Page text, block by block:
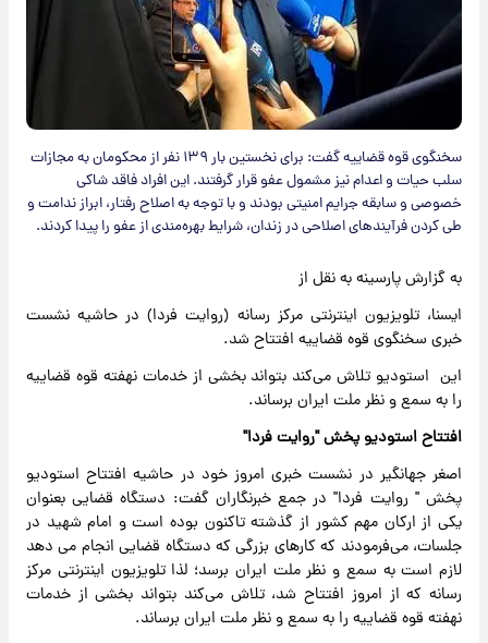
سخنگوی قوه قضاییه گفت: برای نخستین بار ۱۳۹ نفر از محکومان به مجازات
سلب حیات و اعدام نیز مشمول عفو قرار گرفتند. این افراد فاقد شاکی
خصوصی و سابقه جرایم امنیتی بودند و با توجه به اصلاح رفتار، ابراز ندامت و
طی کردن فرآیندهای اصلاحی در زندان، شرایط بهره‌مندی از عفو را پیدا کردند.
به گزارش پارسینه به نقل از
ایسنا، تلویزیون اینترنتی مرکز رسانه (روایت فردا) در حاشیه نشست
خبری سخنگوی قوه قضاییه افتتاح شد.
این استودیو تلاش می‌کند بتواند بخشی از خدمات نهفته قوه قضاییه
را به سمع و نظر ملت ایران برساند.
افتتاح استودیو پخش "روایت فردا"
اصغر جهانگیر در نشست خبری امروز خود در حاشیه افتتاح استودیو
پخش " روایت فردا" در جمع خبرنگاران گفت: دستگاه قضایی بعنوان
یکی از ارکان مهم کشور از گذشته تاکنون بوده است و امام شهید در
جلسات، می‌فرمودند که کارهای بزرگی که دستگاه قضایی انجام می دهد
لازم است به سمع و نظر ملت ایران برسد؛ لذا تلویزیون اینترنتی مرکز
رسانه که از امروز افتتاح شد، تلاش می‌کند بتواند بخشی از خدمات
نهفته قوه قضاییه را به سمع و نظر ملت ایران برساند.